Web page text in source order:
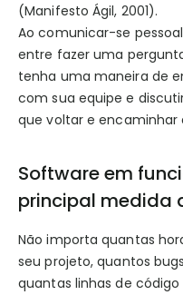
(Manifesto Ágil, 2001).
Ao comunicar-se
entre fazer uma
tenha uma maneira de
com sua equipe e
que voltar e encaminhar
Software em
principal medida
Não importa quantas
seu projeto, quantos
quantas linhas de